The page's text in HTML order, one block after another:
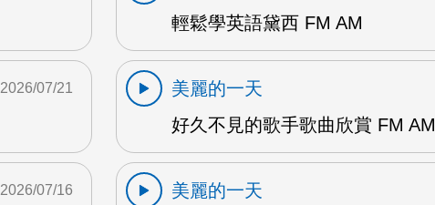
輕鬆學英語黛西 FM AM
2026/07/21
美麗的一天
好久不見的歌手歌曲欣賞 FM AM
2026/07/16
美麗的一天